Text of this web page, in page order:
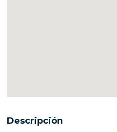
Descripción